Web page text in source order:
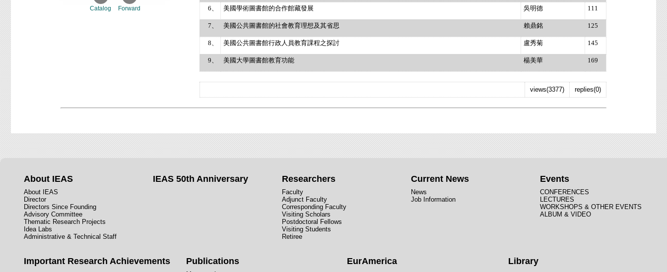
Catalog Forward
6、
美國學術圖書館的合作館藏發展 吳明德 111
7、 美國公共圖書館的社會教育理想及其省思 賴鼎銘 125
8、 美國公共圖書館行政人員教育課程之探討 盧秀菊 145
9、 美國大學圖書館教育功能 楊美華 169
replies(0)
views(3377)
About IEAS
About IEAS
Director
Directors Since Founding
Advisory Committee
Thematic Research Projects
Idea Labs
Administrative & Technical Staff
IEAS 50th Anniversary Researchers
Faculty
Adjunct Faculty
Corresponding Faculty
Visiting Scholars
Postdoctoral Fellows
Visiting Students
Retiree
Current News
News
Job Information
Events
CONFERENCES
LECTURES
WORKSHOPS & OTHER EVENTS
ALBUM & VIDEO
Important Research Achievements Publications EurAmerica Library